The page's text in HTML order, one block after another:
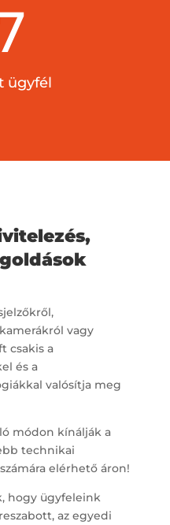
ügyfél
vagy
csakis a
és a
valósítja meg
módon kínálják a
technikai
elérhető áron!
hogy ügyfeleink
az egyedi